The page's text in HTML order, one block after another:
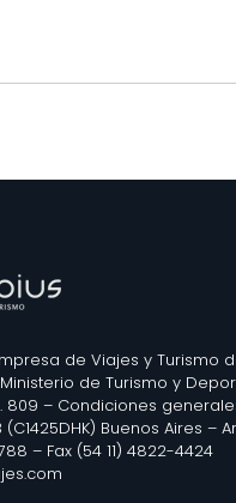
de Viajes y Turismo
de Turismo y
809 – Condiciones
(C1425DHK) Buenos Aires –
– Fax (54 11) 4822-4424